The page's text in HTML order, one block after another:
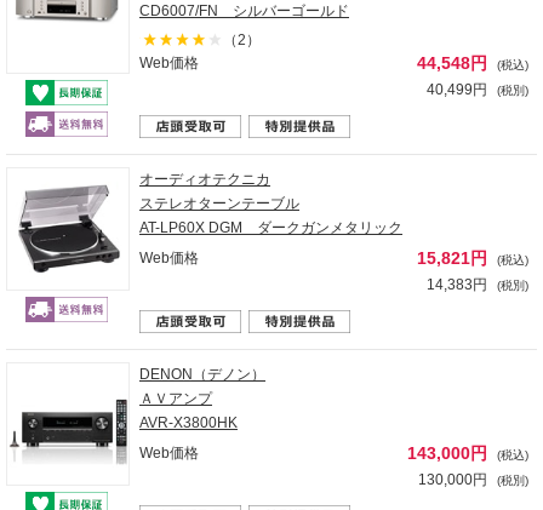
CD6007/FN シルバーゴールド
（2）
Web価格
44,548円 (税込)
40,499円 (税別)
オーディオテクニカ
ステレオターンテーブル
AT-LP60X DGM ダークガンメタリック
Web価格
15,821円 (税込)
14,383円 (税別)
DENON（デノン）
ＡＶアンプ
AVR-X3800HK
Web価格
143,000円 (税込)
130,000円 (税別)